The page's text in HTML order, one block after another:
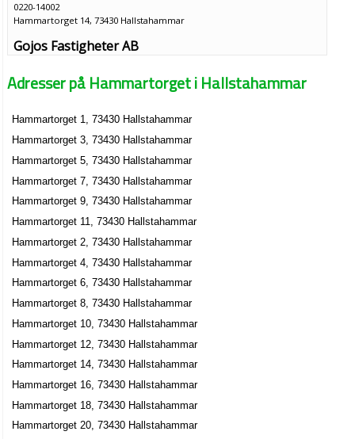
0220-14002
Hammartorget 14, 73430 Hallstahammar
Gojos Fastigheter AB
Hammartorget 14, 73430 Hallstahammar
Gojos Förskolor AB
Karl Jan Erik Ottosson
Hammartorget 14, 73430 Hallstahammar
Orresta Förvaltning AB
Karl Jan Erik Ottosson
0220-14002
Hammartorget 14, 73430 Hallstahammar
Shop Esmeralda AB
Maria Elisabeth Kokki
Hammartorget 16, 73430 Hallstahammar
Expo-Skor Arne Bergström i Hallstahammar AB
Bengt Håkan Bergström
0220-13204
Hammartorget 24, 73430 Hallstahammar
Torghörnan i Hallstahammar AB
Adresser på Hammartorget i Hallstahammar
Hammartorget 1, 73430 Hallstahammar
Hammartorget 3, 73430 Hallstahammar
Hammartorget 5, 73430 Hallstahammar
Hammartorget 7, 73430 Hallstahammar
Hammartorget 9, 73430 Hallstahammar
Hammartorget 11, 73430 Hallstahammar
Hammartorget 2, 73430 Hallstahammar
Hammartorget 4, 73430 Hallstahammar
Hammartorget 6, 73430 Hallstahammar
Hammartorget 8, 73430 Hallstahammar
Hammartorget 10, 73430 Hallstahammar
Hammartorget 12, 73430 Hallstahammar
Hammartorget 14, 73430 Hallstahammar
Hammartorget 16, 73430 Hallstahammar
Hammartorget 18, 73430 Hallstahammar
Hammartorget 20, 73430 Hallstahammar